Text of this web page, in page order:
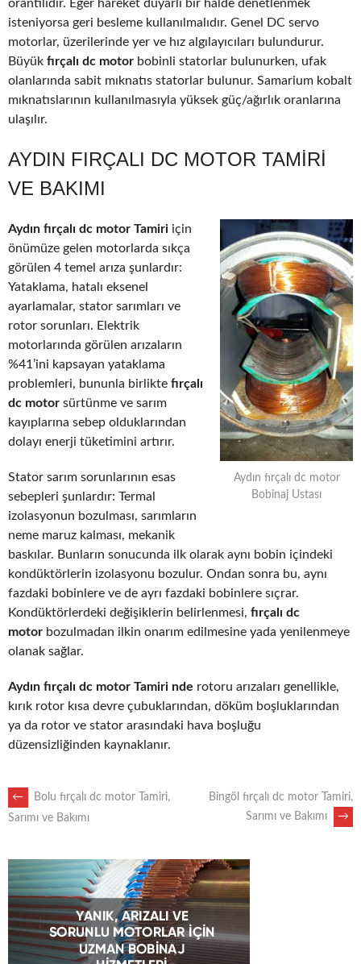
orantılıdır. Eğer hareket duyarlı bir halde denetlenmek
isteniyorsa geri besleme kullanılmalıdır. Genel DC servo
motorlar, üzerilerinde yer ve hız algılayıcıları bulundurur.
Büyük fırçalı dc motor bobinli statorlar bulunurken, ufak
olanlarında sabit mıknatıs statorlar bulunur. Samarium kobalt
mıknatıslarının kullanılmasıyla yüksek güç/ağırlık oranlarına
ulaşılır.
AYDIN FIRÇALI DC MOTOR TAMIRI
VE BAKIMI
Aydın fırçalı dc motor
Bobinaj Ustası
Aydın fırçalı dc motor Tamiri için
önümüze gelen motorlarda sıkça
görülen 4 temel arıza şunlardır:
Yataklama, hatalı eksenel
ayarlamalar, stator sarımları ve
rotor sorunları. Elektrik
motorlarında görülen arızaların
%41’ini kapsayan yataklama
problemleri, bununla birlikte fırçalı
dc motor sürtünme ve sarım
kayıplarına sebep olduklarından
dolayı enerji tüketimini artırır.
Stator sarım sorunlarının esas
sebepleri şunlardır: Termal
izolasyonun bozulması, sarımların
neme maruz kalması, mekanik
baskılar. Bunların sonucunda ilk olarak aynı bobin içindeki
kondüktörlerin izolasyonu bozulur. Ondan sonra bu, aynı
fazdaki bobinlere ve de ayrı fazdaki bobinlere sıçrar.
Kondüktörlerdeki değişiklerin belirlenmesi, fırçalı dc
motor bozulmadan ilkin onarım edilmesine yada yenilenmeye
olanak sağlar.
Aydın fırçalı dc motor Tamiri nde rotoru arızaları genellikle,
kırık rotor kısa devre çubuklarından, döküm boşluklarından
ya da rotor ve stator arasındaki hava boşluğu
düzensizliğinden kaynaklanır.
POST
NAVIGATION
←
Bolu fırçalı dc motor Tamiri,
Sarımı ve Bakımı
Bingöl fırçalı dc motor Tamiri,
Sarımı ve Bakımı
→